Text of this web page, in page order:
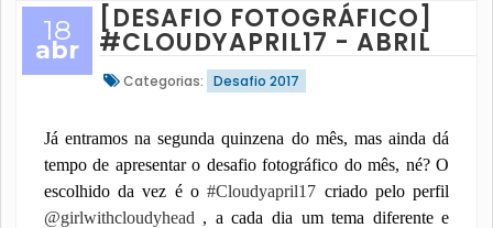
18
abr
[DESAFIO FOTOGRÁFICO]
#CLOUDYAPRIL17 - ABRIL
Categorias: Desafio 2017
Já entramos na segunda quinzena do mês, mas ainda dá
tempo de apresentar o desafio fotográfico do mês, né? O
escolhido da vez é o#Cloudyapril17 criado pelo perfil
@girlwithcloudyhead , a cada dia um tema diferente e